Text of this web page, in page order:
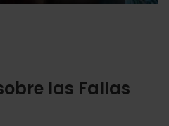
las Fallas